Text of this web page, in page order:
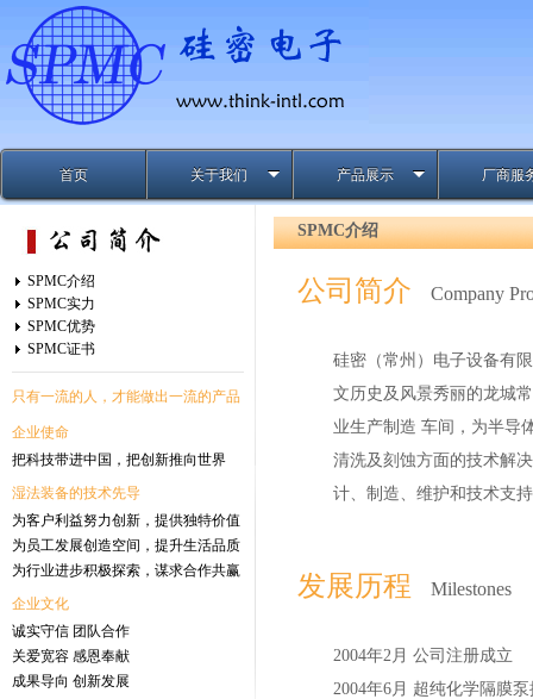
首页 关于我们 产品展示 厂商服
SPMC介绍
SPMC实力
SPMC优势
SPMC证书
只有一流的人，才能做出一流的产品
企业使命
把科技带进中国，把创新推向世界
湿法装备的技术先导
为客户利益努力创新，提供独特价值
为员工发展创造空间，提升生活品质
为行业进步积极探索，谋求合作共赢
企业文化
诚实守信 团队合作
关爱宽容 感恩奉献
成果导向 创新发展
SPMC介绍
公司简介 Company
硅密（常州）电子设备有
文历史及风景秀丽的龙城
业生产制造 车间，为半导体集成电路、MEMS、先进封装、半导体材料、光伏以及LED行业客户提供湿法
清洗及刻蚀方面的技术解决方案。 我们及合作伙伴拥有超过30年的行业经验，
发展历程 Milestones
2004年2月 公司注册成立
2004年6月 超纯化学隔膜泵